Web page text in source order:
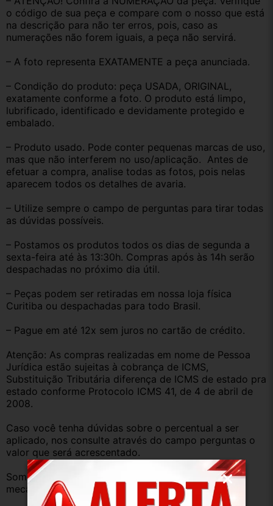
o código de sua peça e compare com o nosso que está
na descrição para não ter erros, pois, caso as
numerações não forem iguais, a peça não servirá.
– A foto representa EXATAMENTE a peça anunciada.
– Condição do produto: peça USADA, ORIGINAL,
exatamente conforme a foto. O produto está limpo,
lubrificado, identificado e devidamente protegido e
embalado.
– Produto usado. Pode conter pequenas marcas de uso,
mas que não interferem no uso/aplicação.  Antes de
efetuar a compra, analise todas as fotos, pois nelas
aparecem todos os detalhes de avaria.
– Utilize sempre o campo de perguntas para tirar todas
as dúvidas possíveis.
– Postamos os produtos todos os dias de segunda a
sexta-feira até às 13:30h. Compras após às 14h serão
despachadas no próximo dia útil.
– Peças podem ser retiradas em nossa loja física
Curitiba ou despachadas para todo Brasil.
– Pague em até 12x sem juros no cartão de crédito.
Atenção: As compras realizadas em nome de Pessoa
Jurídica estão sujeitas à cobrança de ICMS,
Substituição Tributária diferença de ICMS de estado pra
estado conforme Protocolo ICMS 41, de 4 de abril de
2008.
Caso você tenha dúvidas sobre o percentual a ser
aplicado, nos consulte através do campo perguntas o
valor que será acrescentado.
Somos uma empresa com amplo estoque de peças
mecânica, lataria, acessórios, entre outros.